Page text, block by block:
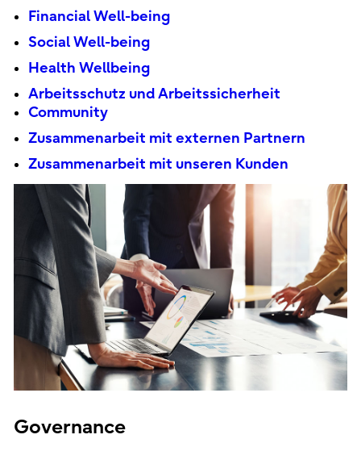
Financial Well-being
Social Well-being
Health Wellbeing
Arbeitsschutz und Arbeitssicherheit
Community
Zusammenarbeit mit externen Partnern
Zusammenarbeit mit unseren Kunden
Governance